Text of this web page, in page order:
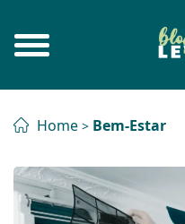
Home > Bem-Estar